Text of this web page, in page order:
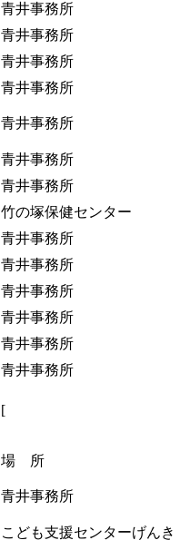
青井事務所
青井事務所
青井事務所
青井事務所
青井事務所
青井事務所
青井事務所
竹の塚保健センター
青井事務所
青井事務所
青井事務所
青井事務所
青井事務所
青井事務所
[
場 所
青井事務所
こども支援センターげんき